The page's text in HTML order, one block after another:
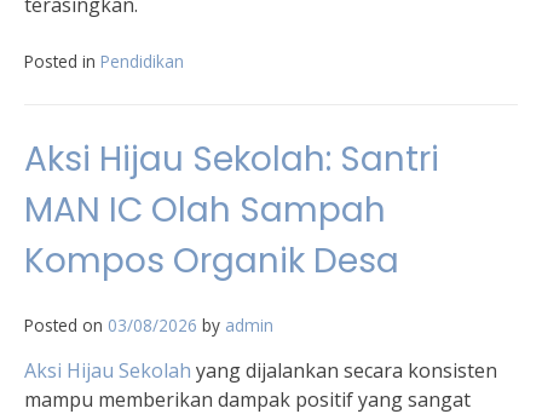
Posted in Pendidikan
Aksi Hijau Sekolah: Santri
MAN IC Olah Sampah
Kompos Organik Desa
Posted on 03/08/2026 by admin
Aksi Hijau Sekolah yang dijalankan secara konsisten
mampu memberikan dampak positif yang sangat